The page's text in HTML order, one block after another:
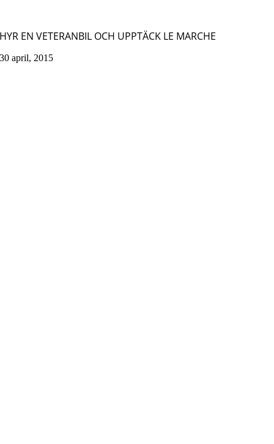
HYR EN VETERANBIL OCH UPPTÄCK LE MARCHE
30 april, 2015